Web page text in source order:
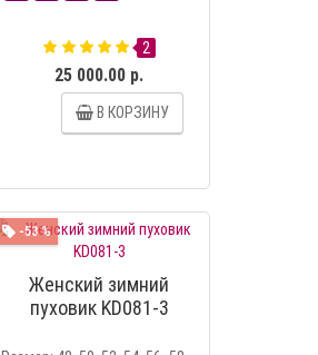
2
25 000.00 р.
В КОРЗИНУ
-53 %
Женский зимний
пуховик KD081-3